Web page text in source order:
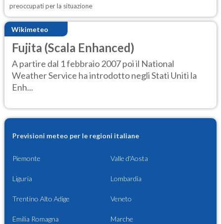
preoccupati per la situazione
Wikimeteo
Fujita (Scala Enhanced)
A partire dal 1 febbraio 2007 poi il National
Weather Service ha introdotto negli Stati Uniti la
Enh...
Previsioni meteo per le regioni italiane
Piemonte Valle d'Aosta
Liguria Lombardia
Trentino Alto Adige Veneto
Emilia Romagna Marche